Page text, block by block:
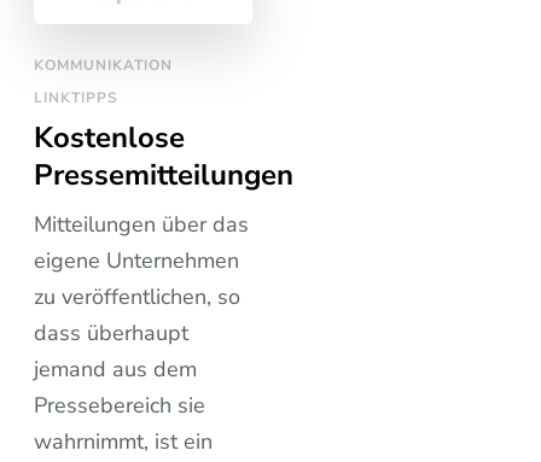
KOMMUNIKATION
LINKTIPPS
Kostenlose
Pressemitteilungen
Mitteilungen über das
eigene Unternehmen
zu veröffentlichen, so
dass überhaupt
jemand aus dem
Pressebereich sie
wahrnimmt, ist ein